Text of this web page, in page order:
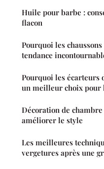
Huile pour barbe :
flacon
Pourquoi les
tendance
Pourquoi les
un meilleur choix pour
Décoration de
améliorer le style
Les meilleures
vergetures après une